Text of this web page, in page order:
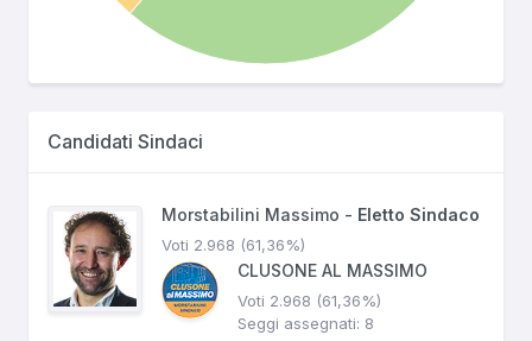
Candidati Sindaci
Morstabilini Massimo - Eletto Sindaco
Voti 2.968 (61,36%)
CLUSONE AL MASSIMO
Voti 2.968 (61,36%)
Seggi assegnati: 8